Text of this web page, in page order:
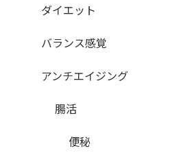
ダイエット
バランス感覚
アンチエイジング
腸活
便秘